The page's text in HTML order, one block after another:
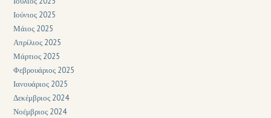
Ιούνιος 2025
Μάιος 2025
Απρίλιος 2025
Μάρτιος 2025
Φεβρουάριος 2025
Ιανουάριος 2025
Δεκέμβριος 2024
Νοέμβριος 2024